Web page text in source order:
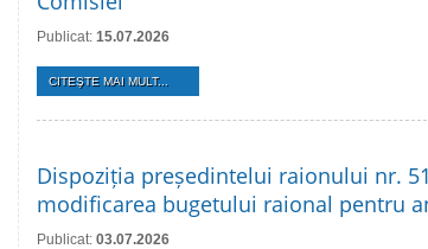
Publicat: 15.07.2026
CITEŞTE MAI MULT...
Dispoziția președintelui raionului nr.
modificarea bugetului raional pentru
Publicat: 03.07.2026